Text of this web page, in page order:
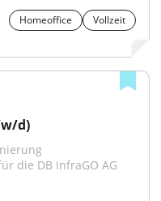
Homeoffice
Vollzeit
d)
die DB InfraGO AG